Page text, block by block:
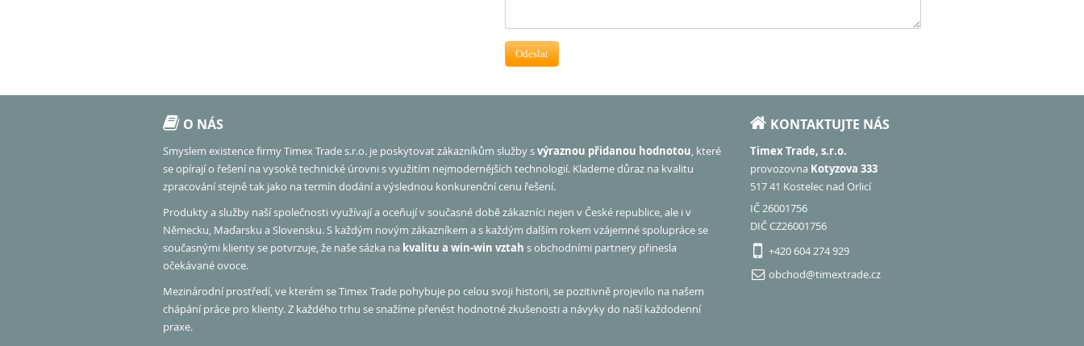
Odeslat
O NÁS
Smyslem existence firmy Timex Trade s.r.o. je poskytovat zákazníkům služby svýraznou přidanou hodnotou, které
se opírají o řešení na vysoké technické úrovni s využitím nejmodernějších technologií. Klademe důraz na kvalitu
zpracování stejně tak jako na termín dodání a výslednou konkurenční cenu řešení.
Produkty a služby naší společnosti využívají a oceňují v současné době zákazníci nejen v České republice, ale i v
Německu, Maďarsku a Slovensku. S každým novým zákazníkem a s každým dalším rokem vzájemné spolupráce se
současnými klienty se potvrzuje, že naše sázka na kvalitu a win-win vztah s obchodními partnery přinesla
očekávané ovoce.
Mezinárodní prostředí, ve kterém se Timex Trade pohybuje po celou svoji historii, se pozitivně projevilo na našem
chápání práce pro klienty. Z každého trhu se snažíme přenést hodnotné zkušenosti a návyky do naší každodenní
praxe.
KONTAKTUJTE NÁS
Timex Trade, s.r.o.
provozovna Kotyzova 333
517 41 Kostelec nad Orlicí
IČ 26001756
DIČ CZ26001756
+420 604 274 929
obchod@timextrade.cz